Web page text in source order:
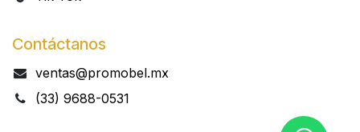
Contáctanos
ventas@promobel.mx
(33) 9688-0531​​